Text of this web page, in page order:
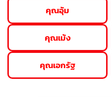
คุณอุ้ม
คุณเม้ง
คุณเอกรัฐ